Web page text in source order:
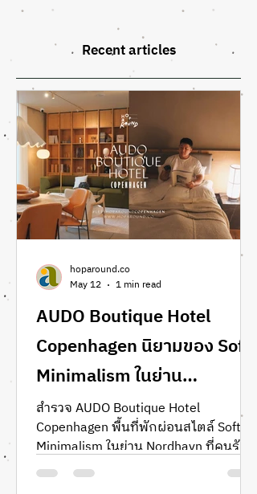
Recent articles
AUDO Boutique Hotel
Copenhagen นิยามของ Soft
Minimalism ในย่าน
Nordhavn ที่คนรักงานดีไซน์
ห้ามพลาด
สำรวจ AUDO Boutique Hotel
Copenhagen พื้นที่พักผ่อนสไตล์ Soft
Minimalism ในย่าน Nordhavn ที่คนรัก
งานดีไซน์และสถาปัตยกรรมห้ามพลาด
hoparound.co
May 12
1 min read